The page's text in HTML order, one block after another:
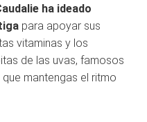
ha ideado
para apoyar sus
vitaminas y los
de las uvas, famosos
mantengas el ritmo